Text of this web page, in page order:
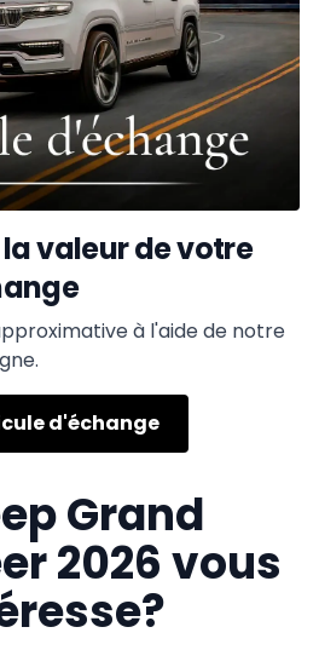
valeur de votre
à l'aide de notre
d'échange
Grand
2026 vous